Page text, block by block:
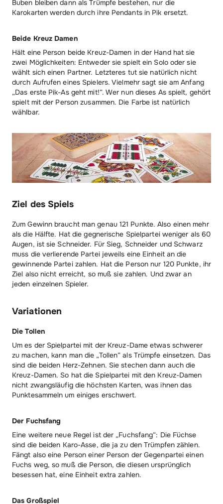
Buben bleiben dann als Trümpfe bestehen, nur die
Karokarten werden durch ihre Pendants in Pik ersetzt.
Beide Kreuz Damen
Hält eine Person beide Kreuz-Damen in der Hand hat sie
zwei Möglichkeiten: Entweder sie spielt ein Solo oder sie
wählt sich einen Partner. Letzteres tut sie natürlich nicht
durch Aufrufen eines Spielers. Vielmehr sagt sie am Anfang
„Das erste Pik-As geht mit!“. Wer nun dieses As spielt, gehört
spielt mit der Person zusammen. Die Farbe ist natürlich
wählbar.
Ziel des Spiels
Zum Gewinn braucht man genau 121 Punkte. Also einen mehr
als die Hälfte. Hat die gegnerische Spielpartei weniger als 60
Augen, ist sie Schneider. Für Sieg, Schneider und Schwarz
muss die verlierende Partei jeweils eine Einheit an die
gewinnende Partei zahlen. Hat die Person nur 120 Punkte, ihr
Ziel also nicht erreicht, so muß sie zahlen. Und zwar an
jeden einzelnen Spieler.
Variationen
Die Tollen
Um es der Spielpartei mit der Kreuz-Dame etwas schwerer
zu machen, kann man die „Tollen“ als Trümpfe einsetzen. Das
sind die beiden Herz-Zehnen. Sie stechen dann auch die
Kreuz-Damen. So hat die Spielpartei mit den Kreuz-Damen
nicht zwangsläufig die höchsten Karten, was ihnen das
Punktesammeln um einiges erschwert.
Der Fuchsfang
Eine weitere neue Regel ist der „Fuchsfang“: Die Füchse
sind die beiden Karo-Asse, die ja zu den Trümpfen zählen.
Fängt also eine Person einer Person der Gegenpartei einen
Fuchs weg, so muß die Person, die diesen ursprünglich
besessen hat, eine Einheit extra zahlen.
Das Großspiel